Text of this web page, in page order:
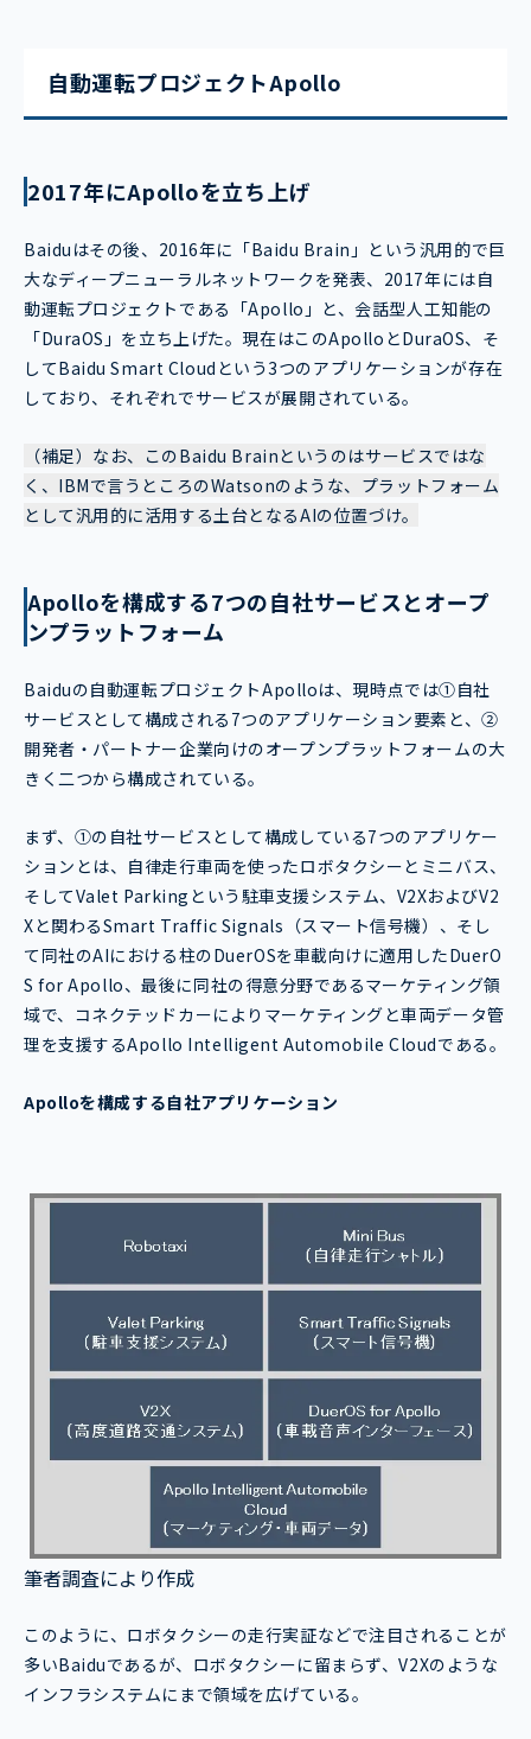
自動運転プロジェクトApollo
2017年にApolloを立ち上げ
Baiduはその後、2016年に「Baidu Brain」という汎用的で巨
大なディープニューラルネットワークを発表、2017年には自
動運転プロジェクトである「Apollo」と、会話型人工知能の
「DuraOS」を立ち上げた。現在はこのApolloとDuraOS、そ
してBaidu Smart Cloudという3つのアプリケーションが存在
しており、それぞれでサービスが展開されている。
（補足）なお、このBaidu Brainというのはサービスではな
く、IBMで言うところのWatsonのような、プラットフォーム
として汎用的に活用する土台となるAIの位置づけ。
Apolloを構成する7つの自社サービスとオープ
ンプラットフォーム
Baiduの自動運転プロジェクトApolloは、現時点では①自社
サービスとして構成される7つのアプリケーション要素と、②
開発者・パートナー企業向けのオープンプラットフォームの大
きく二つから構成されている。
まず、①の自社サービスとして構成している7つのアプリケー
ションとは、自律走行車両を使ったロボタクシーとミニバス、
そしてValet Parkingという駐車支援システム、V2XおよびV2
Xと関わるSmart Traffic Signals（スマート信号機）、そし
て同社のAIにおける柱のDuerOSを車載向けに適用したDuerO
S for Apollo、最後に同社の得意分野であるマーケティング領
域で、コネクテッドカーによりマーケティングと車両データ管
理を支援するApollo Intelligent Automobile Cloudである。
Apolloを構成する自社アプリケーション
筆者調査により作成
このように、ロボタクシーの走行実証などで注目されることが
多いBaiduであるが、ロボタクシーに留まらず、V2Xのような
インフラシステムにまで領域を広げている。